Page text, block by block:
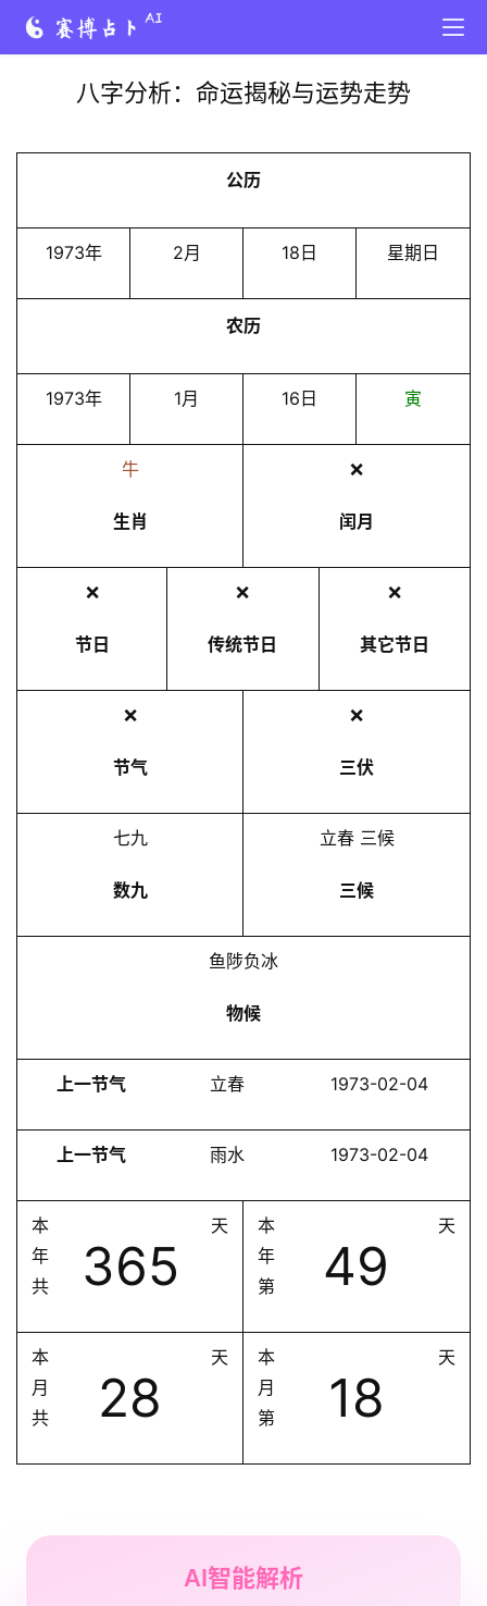
八字分析：命运揭秘与运势走势
公历
1973年 2月 18日 星期日
农历
1973年 1月 16日 寅
牛
生肖
❌
闰月
❌
节日
❌
传统节日
❌
其它节日
❌
节气
❌
三伏
七九
数九
立春 三候
三候
鱼陟负冰
物候
上一节气 立春 1973-02-04
上一节气 雨水 1973-02-04
本
年
共
365
天
本
年
第
49
天
本
月
共
28
天
本
月
第
18
天
AI智能解析